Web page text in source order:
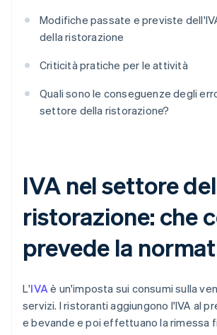
Modifiche passate e previste
della ristorazione
Criticità pratiche per le attività
Quali sono le conseguenze degli
settore della ristorazione?
IVA nel settore
ristorazione: che
prevede la
L'IVAè un'imposta sui consumi sulla
servizi. I ristoranti aggiungono l'IVA al
e bevande e poi effettuano la rimessa